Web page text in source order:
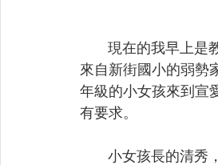
現在的我早上是教
來自新街國小的弱勢
年級的小女孩來到宣
有要求。
小女孩長的清秀，